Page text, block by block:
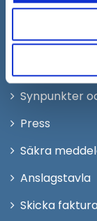
Remisser,
Södertälje
till:
Synpunkter
Press
fönster
Säkra
Anslagstavla
Skicka